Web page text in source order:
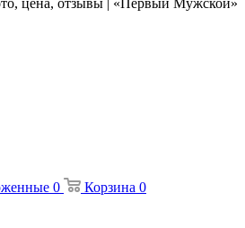
цена, отзывы | «Первый Мужской»
0 Корзина 0